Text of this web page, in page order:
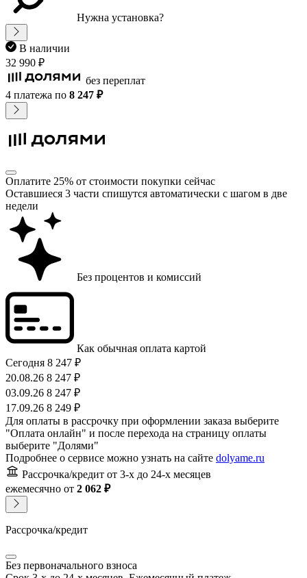
Нужна установка?
В наличии
32 990 ₽
без переплат
4 платежа по 8 247 ₽
Оплатите 25% от стоимости покупки сейчас
Оставшиеся 3 части спишутся автоматически с шагом в две
недели
Без процентов и комиссий
Как обычная оплата картой
Сегодня 8 247 ₽
20.08.26 8 247 ₽
03.09.26 8 247 ₽
17.09.26 8 249 ₽
Для оплаты в рассрочку при оформлении заказа выберите
"Оплата онлайн" и после перехода на страницу оплаты
выберите "Долями"
Подробнее о сервисе можно узнать на сайте dolyame.ru
Рассрочка/кредит от 3-х до 24-х месяцев
ежемесячно от 2 062 ₽
Рассрочка/кредит
Без первоначального взноса